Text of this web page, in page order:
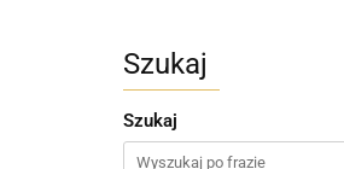
Szukaj
Szukaj